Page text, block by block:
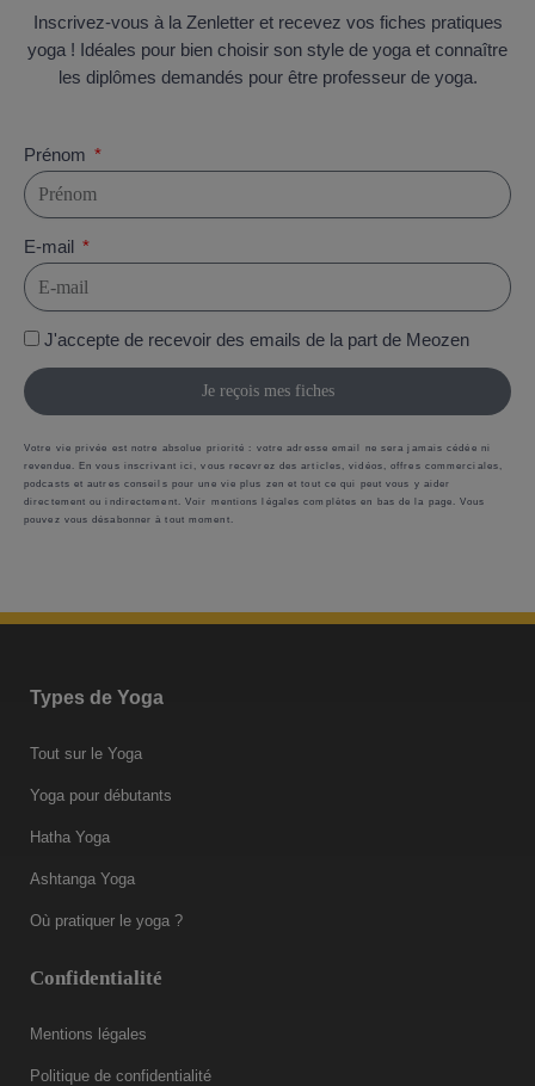
Inscrivez-vous à la Zenletter et recevez vos fiches pratiques
yoga ! Idéales pour bien choisir son style de yoga et connaître
les diplômes demandés pour être professeur de yoga.
Prénom
E-mail
J'accepte de recevoir des emails de la part de Meozen
Je reçois mes fiches
Votre vie privée est notre absolue priorité : votre adresse email ne sera jamais cédée ni
revendue. En vous inscrivant ici, vous recevrez des articles, vidéos, offres commerciales,
podcasts et autres conseils pour une vie plus zen et tout ce qui peut vous y aider
directement ou indirectement. Voir mentions légales complètes en bas de la page. Vous
pouvez vous désabonner à tout moment.
Types de Yoga
Tout sur le Yoga
Yoga pour débutants
Hatha Yoga
Ashtanga Yoga
Où pratiquer le yoga ?
Confidentialité
Mentions légales
Politique de confidentialité